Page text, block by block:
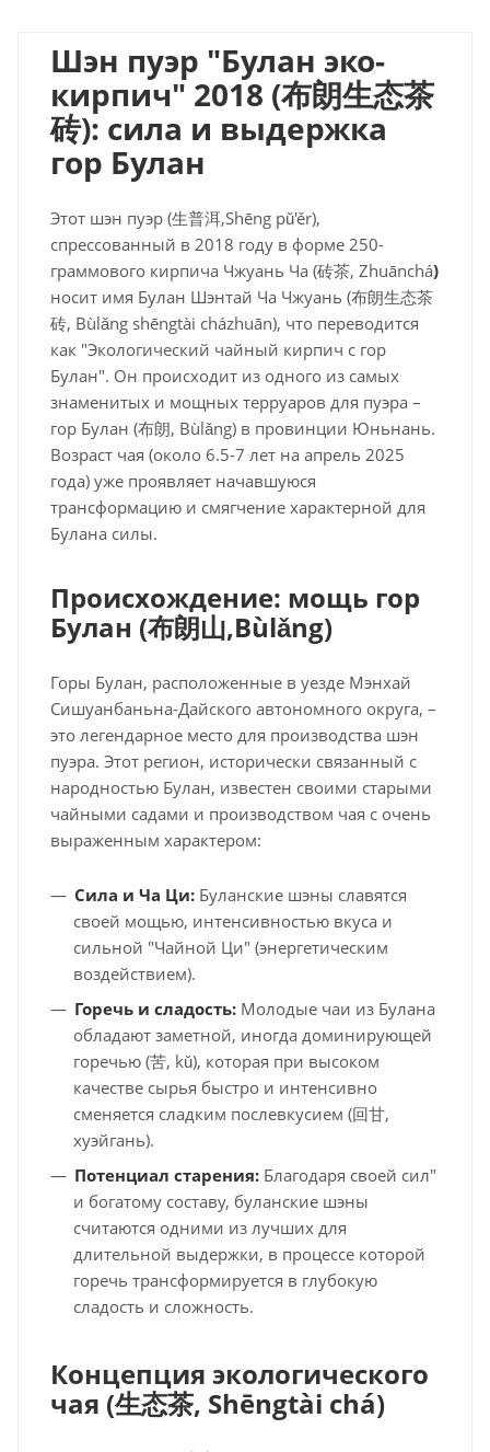
Шэн пуэр "Булан эко-
кирпич" 2018 (布朗生态茶
砖): сила и выдержка
гор Булан
Этот шэн пуэр (生普洱,Shēng pǔ'ěr),
спрессованный в 2018 году в форме 250-
граммового кирпича Чжуань Ча (砖茶, Zhuānchá)
носит имя Булан Шэнтай Ча Чжуань (布朗生态茶
砖, Bùlǎng shēngtài cházhuān), что переводится
как "Экологический чайный кирпич с гор
Булан". Он происходит из одного из самых
знаменитых и мощных терруаров для пуэра –
гор Булан (布朗, Bùlǎng) в провинции Юньнань.
Возраст чая (около 6.5-7 лет на апрель 2025
года) уже проявляет начавшуюся
трансформацию и смягчение характерной для
Булана силы.
Происхождение: мощь гор
Булан (布朗山,Bùlǎng)
Горы Булан, расположенные в уезде Мэнхай
Сишуанбаньна-Дайского автономного округа, –
это легендарное место для производства шэн
пуэра. Этот регион, исторически связанный с
народностью Булан, известен своими старыми
чайными садами и производством чая с очень
выраженным характером:
Сила и Ча Ци: Буланские шэны славятся
своей мощью, интенсивностью вкуса и
сильной "Чайной Ци" (энергетическим
воздействием).
Горечь и сладость: Молодые чаи из Булана
обладают заметной, иногда доминирующей
горечью (苦, kǔ), которая при высоком
качестве сырья быстро и интенсивно
сменяется сладким послевкусием (回甘,
хуэйгань).
Потенциал старения: Благодаря своей сил"
и богатому составу, буланские шэны
считаются одними из лучших для
длительной выдержки, в процессе которой
горечь трансформируется в глубокую
сладость и сложность.
Концепция экологического
чая (生态茶, Shēngtài chá)